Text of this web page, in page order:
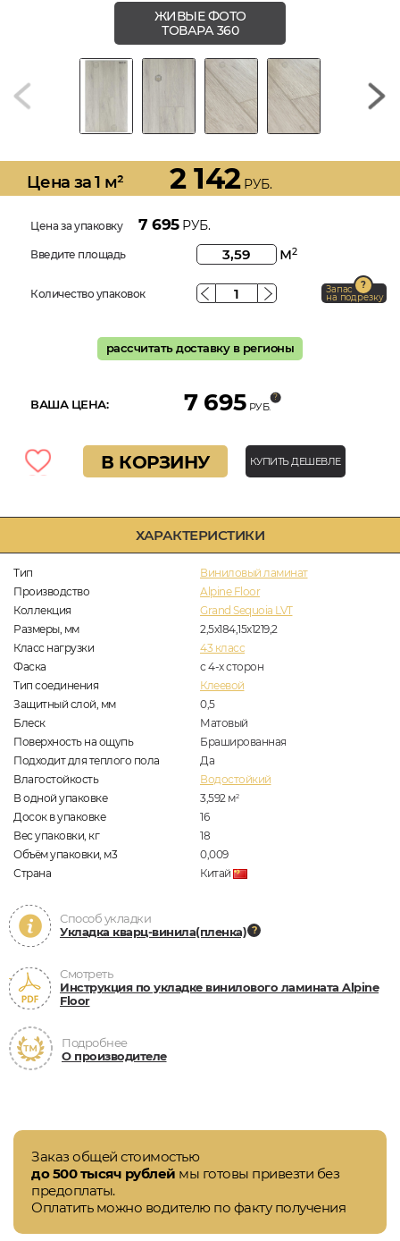
ХАРАКТЕРИСТИКИ
Тип
Виниловый ламинат
Производство
Alpine Floor
Коллекция
Grand Sequoia LVT
Размеры, мм
2,5х184,15х1219,2
Класс нагрузки
43 класс
Фаска
с 4-х сторон
Тип соединения
Клеевой
Защитный слой, мм
0,5
Блеск
Матовый
Поверхность на ощупь
Брашированная
Подходит для теплого пола
Да
Влагостойкость
Водостойкий
В одной упаковке
3,592 м2
Досок в упаковке
16
Вес упаковки, кг
18
Объём упаковки, м3
0,009
Страна
Китай
Способ укладки
Укладка кварц-винила(пленка)
Смотреть
Инструкция по укладке винилового ламината Alpine
Floor
Подробнее
О производителе
ЖИВЫЕ ФОТО
ТОВАРА 360
Цена за 1 м² 2 142РУБ.
Цена за упаковку 7 695РУБ.
Введите площадь м2
Количество упаковок Запас
на подрезку
рассчитать доставку в регионы
ВАША ЦЕНА: 7 695 РУБ.
В КОРЗИНУ КУПИТЬ ДЕШЕВЛЕ
Заказ общей стоимостью
до 500 тысяч рублей мы готовы привезти без
предоплаты.
Оплатить можно водителю по факту получения